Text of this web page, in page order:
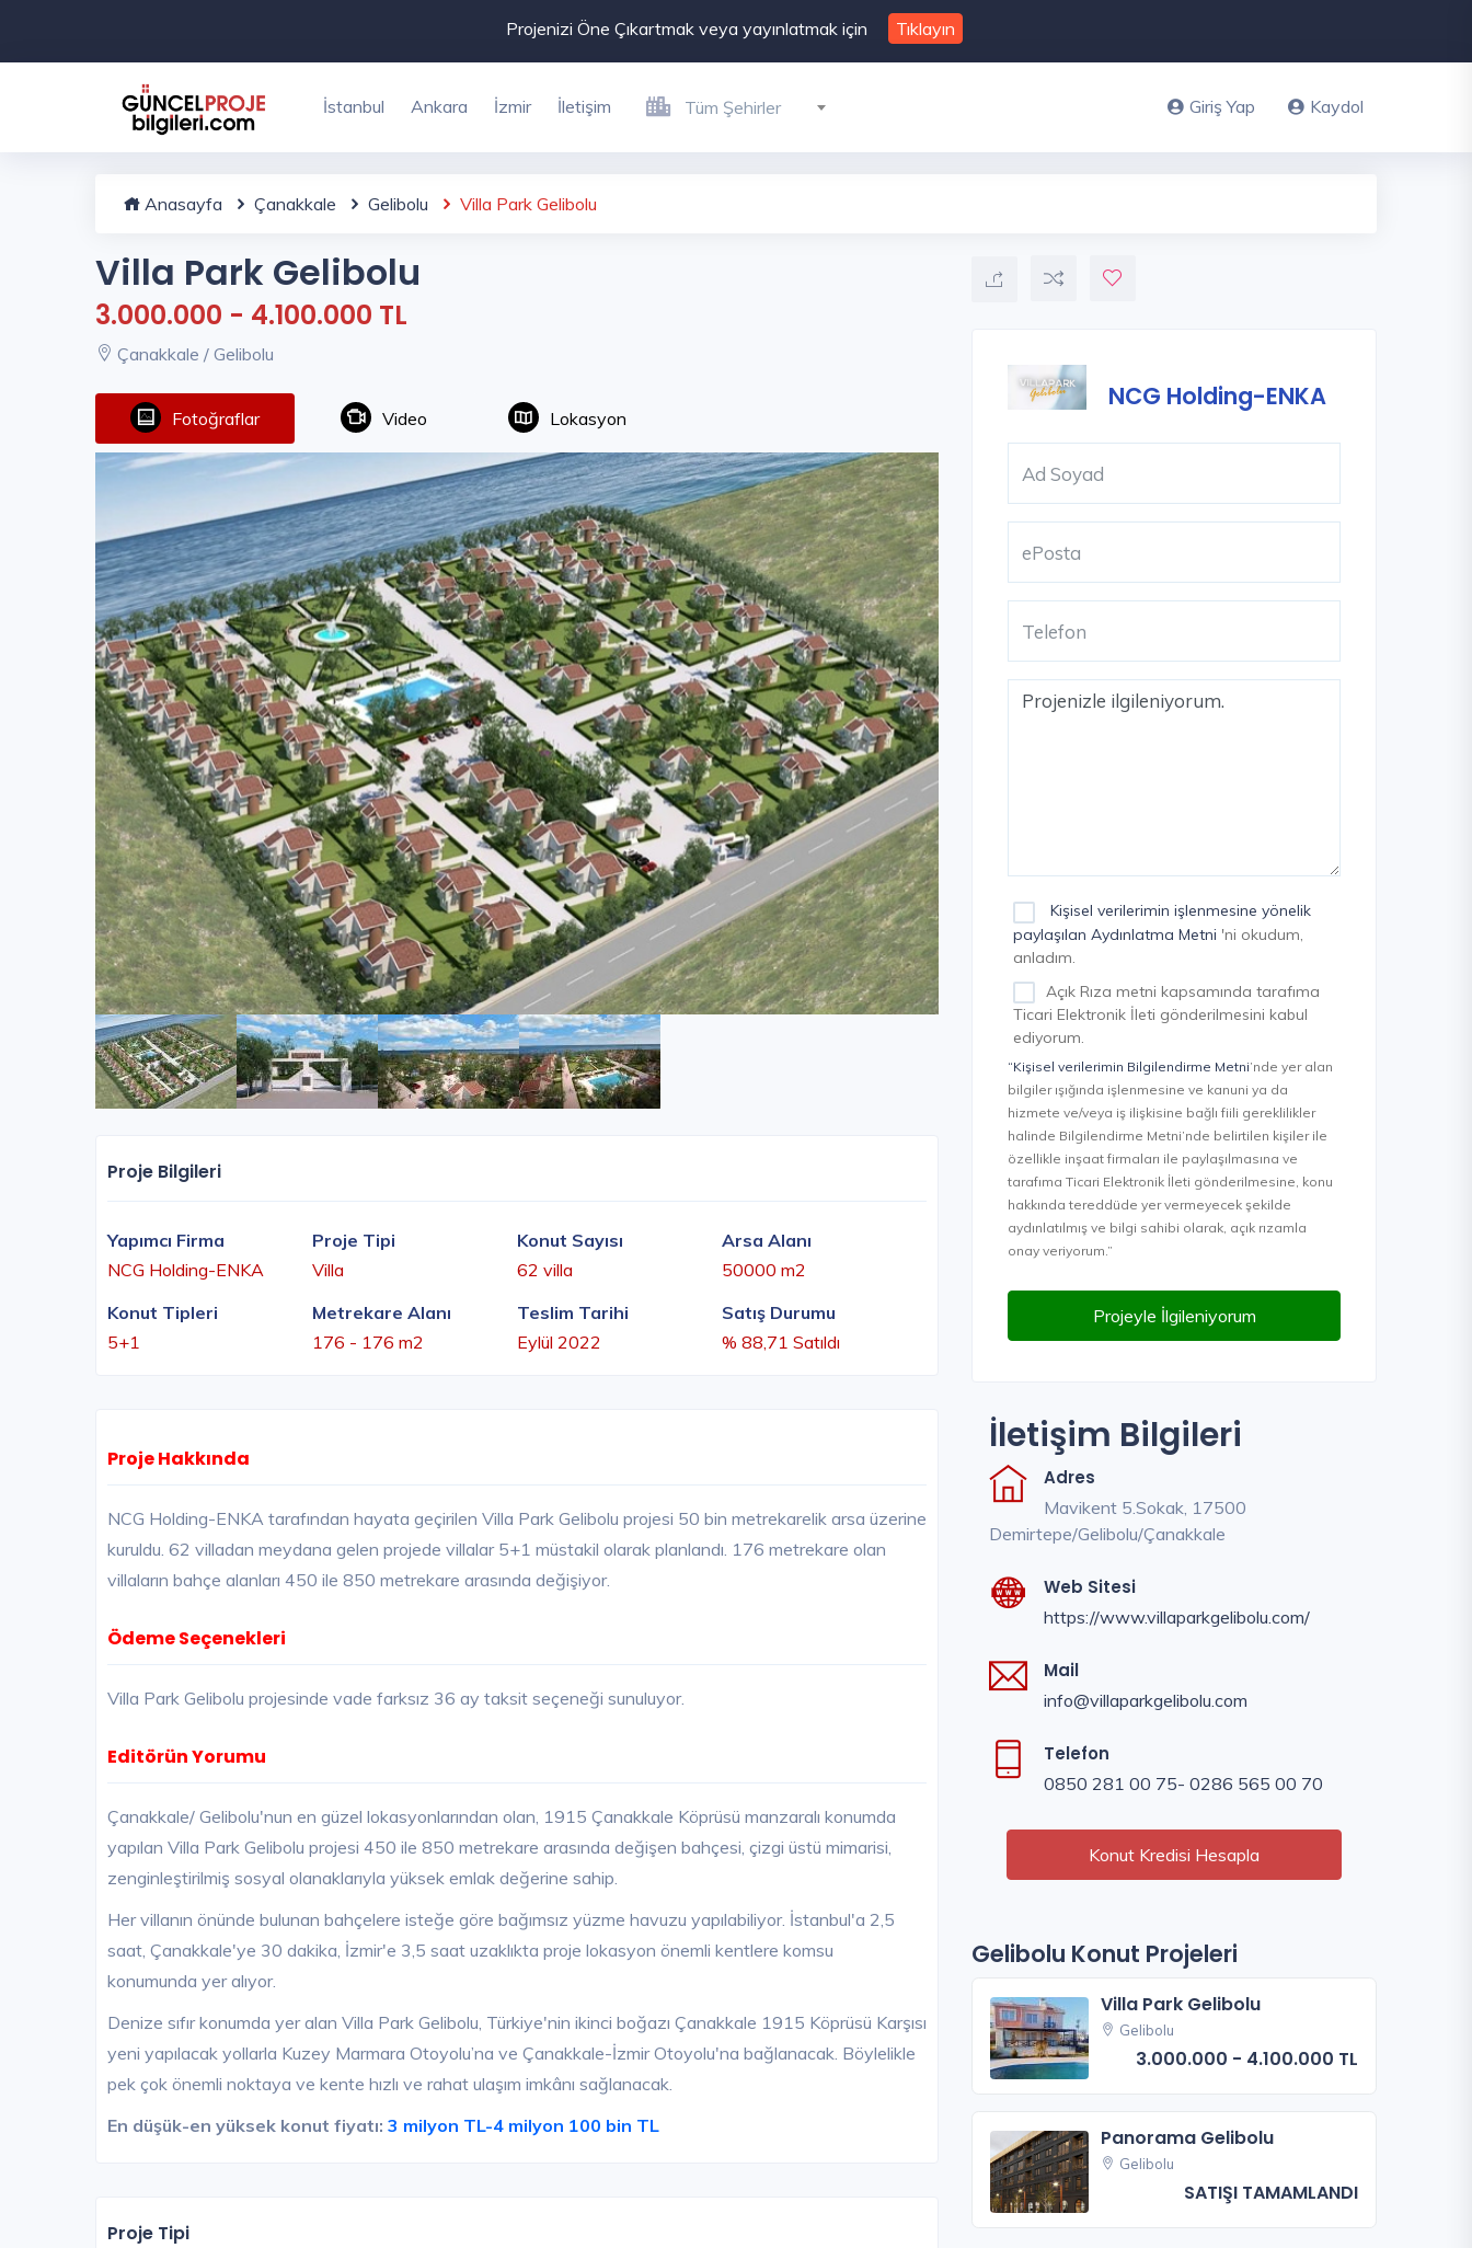
Projenizi Öne Çıkartmak veya yayınlatmak için Tıklayın
İstanbul Ankara İzmir İletişim Tüm Şehirler Giriş Yap Kaydol
Anasayfa Çanakkale Gelibolu Villa Park Gelibolu
Villa Park Gelibolu
3.000.000 - 4.100.000 TL
Çanakkale / Gelibolu
Fotoğraflar Video Lokasyon
Proje Bilgileri
Yapımcı Firma
NCG Holding-ENKA
Proje Tipi
Villa
Konut Sayısı
62 villa
Arsa Alanı
50000 m2
Konut Tipleri
5+1
Metrekare Alanı
176 - 176 m2
Teslim Tarihi
Eylül 2022
Satış Durumu
% 88,71 Satıldı
Proje Hakkında
NCG Holding-ENKA tarafından hayata geçirilen Villa Park Gelibolu projesi 50 bin metrekarelik arsa üzerine
kuruldu. 62 villadan meydana gelen projede villalar 5+1 müstakil olarak planlandı. 176 metrekare olan
villaların bahçe alanları 450 ile 850 metrekare arasında değişiyor.
Ödeme Seçenekleri
Villa Park Gelibolu projesinde vade farksız 36 ay taksit seçeneği sunuluyor.
Editörün Yorumu
Çanakkale/ Gelibolu'nun en güzel lokasyonlarından olan, 1915 Çanakkale Köprüsü manzaralı konumda
yapılan Villa Park Gelibolu projesi 450 ile 850 metrekare arasında değişen bahçesi, çizgi üstü mimarisi,
zenginleştirilmiş sosyal olanaklarıyla yüksek emlak değerine sahip.
Her villanın önünde bulunan bahçelere isteğe göre bağımsız yüzme havuzu yapılabiliyor. İstanbul'a 2,5
saat, Çanakkale'ye 30 dakika, İzmir'e 3,5 saat uzaklıkta proje lokasyon önemli kentlere komsu
konumunda yer alıyor.
Denize sıfır konumda yer alan Villa Park Gelibolu, Türkiye'nin ikinci boğazı Çanakkale 1915 Köprüsü Karşısı
yeni yapılacak yollarla Kuzey Marmara Otoyolu’na ve Çanakkale-İzmir Otoyolu'na bağlanacak. Böylelikle
pek çok önemli noktaya ve kente hızlı ve rahat ulaşım imkânı sağlanacak.
En düşük-en yüksek konut fiyatı: 3 milyon TL-4 milyon 100 bin TL
Proje Tipi
NCG Holding-ENKA
Kişisel verilerimin işlenmesine yönelik
paylaşılan Aydınlatma Metni 'ni okudum,
anladım.
Açık Rıza metni kapsamında tarafıma
Ticari Elektronik İleti gönderilmesini kabul
ediyorum.
“Kişisel verilerimin Bilgilendirme Metni’nde yer alan
bilgiler ışığında işlenmesine ve kanuni ya da
hizmete ve/veya iş ilişkisine bağlı fiili gereklilikler
halinde Bilgilendirme Metni’nde belirtilen kişiler ile
özellikle inşaat firmaları ile paylaşılmasına ve
tarafıma Ticari Elektronik İleti gönderilmesine, konu
hakkında tereddüde yer vermeyecek şekilde
aydınlatılmış ve bilgi sahibi olarak, açık rızamla
onay veriyorum.”
Projeyle İlgileniyorum
İletişim Bilgileri
Adres
Mavikent 5.Sokak, 17500
Demirtepe/Gelibolu/Çanakkale
Web Sitesi
https://www.villaparkgelibolu.com/
Mail
info@villaparkgelibolu.com
Telefon
0850 281 00 75- 0286 565 00 70
Konut Kredisi Hesapla
Gelibolu Konut Projeleri
Villa Park Gelibolu
Gelibolu
3.000.000 - 4.100.000 TL
Panorama Gelibolu
Gelibolu
SATIŞI TAMAMLANDI